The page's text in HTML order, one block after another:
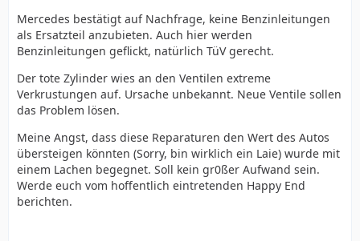
Mercedes bestätigt auf Nachfrage, keine Benzinleitungen
als Ersatzteil anzubieten. Auch hier werden
Benzinleitungen geflickt, natürlich TüV gerecht.
Der tote Zylinder wies an den Ventilen extreme
Verkrustungen auf. Ursache unbekannt. Neue Ventile sollen
das Problem lösen.
Meine Angst, dass diese Reparaturen den Wert des Autos
übersteigen könnten (Sorry, bin wirklich ein Laie) wurde mit
einem Lachen begegnet. Soll kein gr0ßer Aufwand sein.
Werde euch vom hoffentlich eintretenden Happy End
berichten.